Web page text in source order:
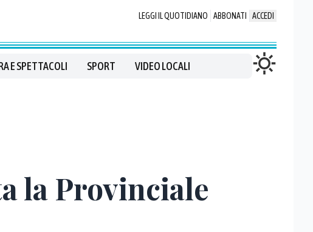
LEGGI IL QUOTIDIANO ABBONATI ACCEDI
E SPETTACOLI SPORT VIDEO LOCALI
la Provinciale